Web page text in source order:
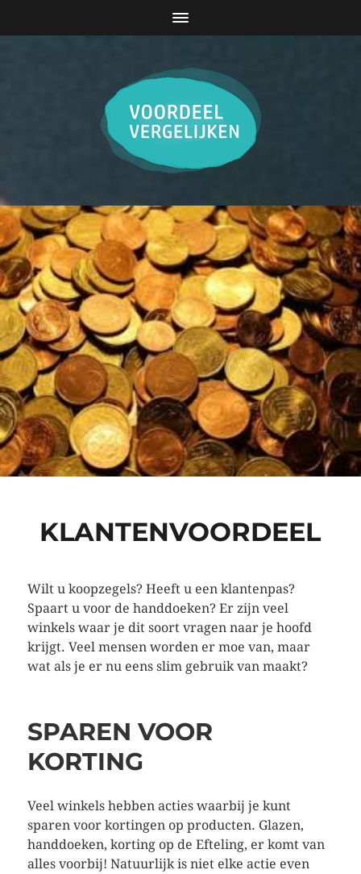
KLANTENVOORDEEL
Wilt u koopzegels? Heeft u een klantenpas?
Spaart u voor de handdoeken? Er zijn veel
winkels waar je dit soort vragen naar je hoofd
krijgt. Veel mensen worden er moe van, maar
wat als je er nu eens slim gebruik van maakt?
SPAREN VOOR
KORTING
Veel winkels hebben acties waarbij je kunt
sparen voor kortingen op producten. Glazen,
handdoeken, korting op de Efteling, er komt van
alles voorbij! Natuurlijk is niet elke actie even